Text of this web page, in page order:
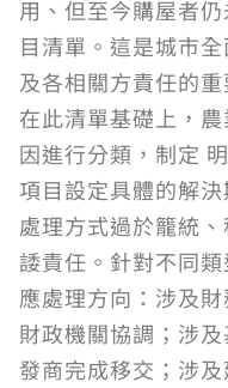
用、但至今購屋者
目清單。這是城市
及各相關方責任的重
在此清單基礎上，
因進行分類，制定
項目設定具體的解
處理方式過於籠統
諉責任。針對不同
應處理方向：涉及
財政機關協調；涉
發商完成移交；涉